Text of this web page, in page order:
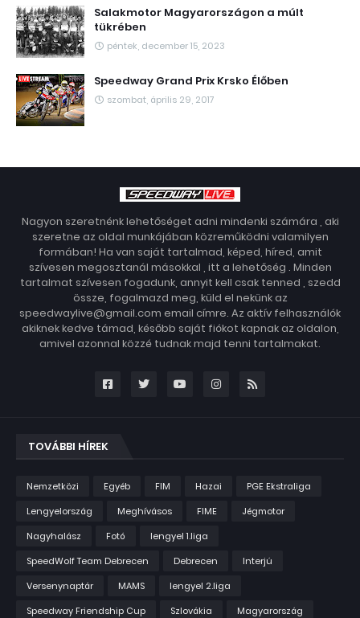
Salakmotor Magyarországon a múlt
tükrében
péntek, december 15, 2023
Speedway Grand Prix Krsko Élőben
szombat, április 29, 2017
Nagyon szeretnénk lehetőséget adni mindenki számára , aki
szeretne az oldal munkájában közreműködni valamilyen
formában! Ha van saját tartalmad, képed, híred, amit
szívesen megosztanál másokkal , itt a lehetőség . Minden
tartalmat szívesen fogadunk, annyit kell csak tenned , szedd
össze, fogalmazd meg, küld el nekünk az
speedwaylive@gmail.com email címre. Az aktív felhasználók
akiknek kedve támad, később saját fiókot kapnak az oldalon,
amivel azonnal közzé tudnak majd tenni tartalmakat.
TOVÁBBI HÍREK
Nemzetközi Egyéb FIM Hazai
PGE Ekstraliga
Lengyelország
Meghívásos FIME
Jégmotor
Nagyhalász
Fotó
lengyel 1.liga
SpeedWolf Team Debrecen
Debrecen
Interjú
Versenynaptár
MAMS
lengyel 2.liga
Speedway Friendship Cup
Szlovákia
Magyarország